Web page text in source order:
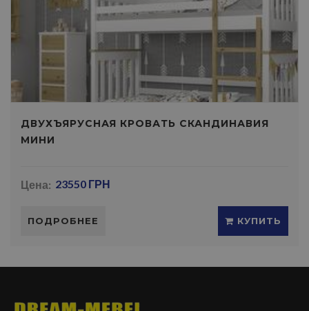
ДВУХЪЯРУСНАЯ КРОВАТЬ СКАНДИНАВИЯ
МИНИ
Цена: 23550 ГРН
ПОДРОБНЕЕ КУПИТЬ